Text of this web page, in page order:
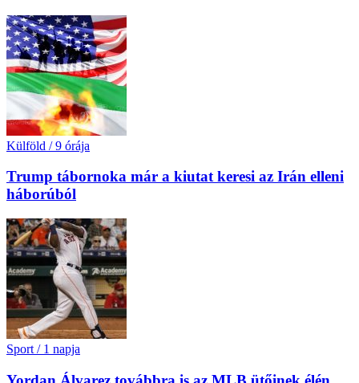
Külföld / 9 órája
Trump tábornoka már a kiutat keresi az Irán elleni
háborúból
Sport / 1 napja